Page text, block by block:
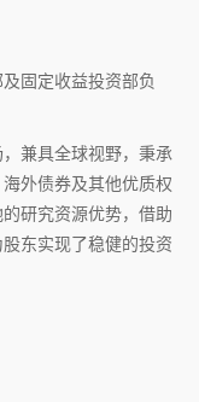
固定收益投资部负
兼具全球视野，秉承
外债券及其他优质权
研究资源优势，借助
东实现了稳健的投资